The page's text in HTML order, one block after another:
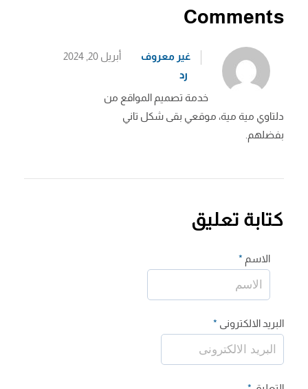
Comments
غير معروف أبريل 20, 2024
رد
خدمة تصميم المواقع من
دلتاوي مية مية، موقعي بقى شكل تاني
بفضلهم.
كتابة تعليق
الاسم *
البريد الالكترونى *